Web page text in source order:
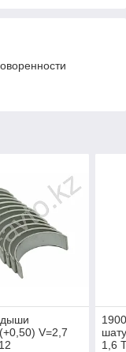
V=2,7
1,6